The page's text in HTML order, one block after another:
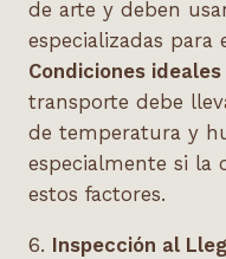
de arte y deben
especializadas
Condiciones
transporte debe
de temperatura y
especialmente si la
estos factores.
6. Inspección al